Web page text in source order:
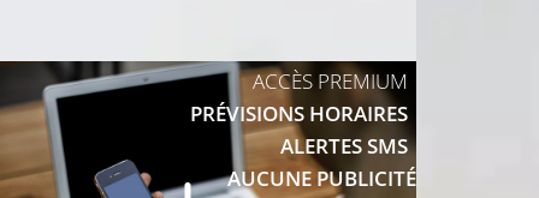
ACCÈS PREMIUM
PRÉVISIONS HORAIRES
ALERTES SMS
AUCUNE PUBLICITÉ